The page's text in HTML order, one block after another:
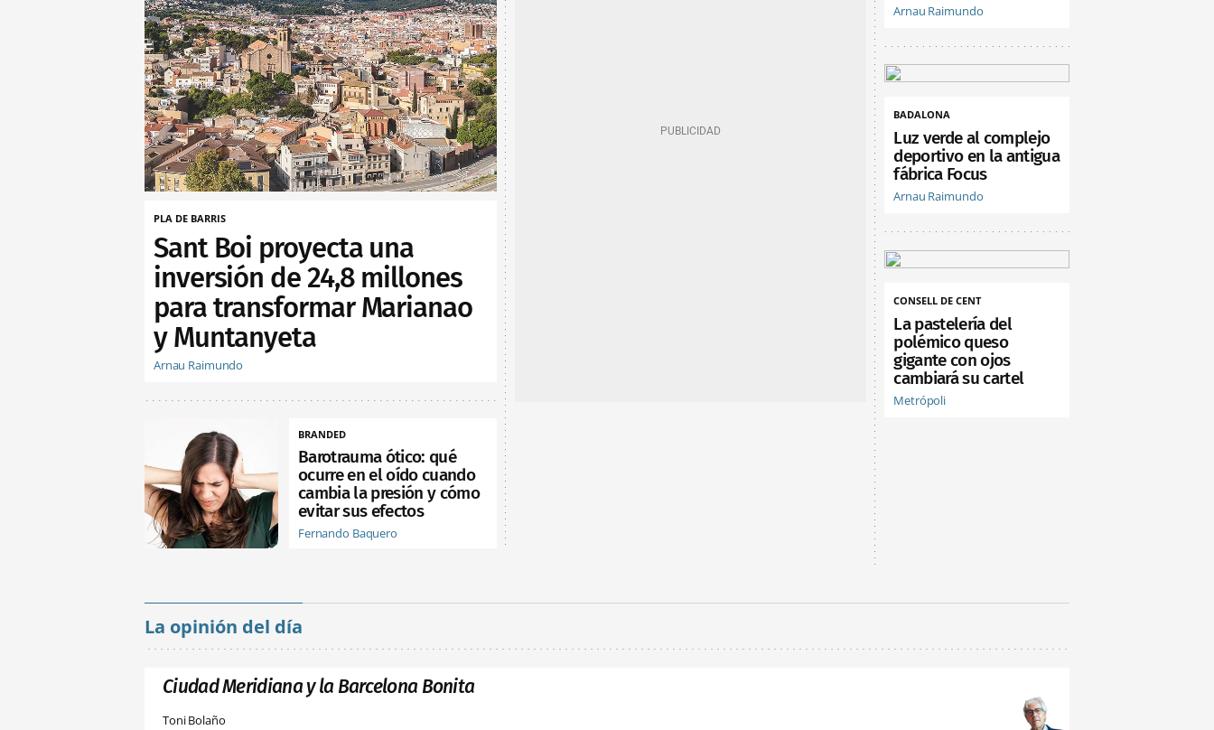
PLA DE BARRIS
Sant Boi proyecta una
inversión de 24,8 millones
para transformar Marianao
y Muntanyeta
Arnau Raimundo
BRANDED
Barotrauma ótico: qué
ocurre en el oído cuando
cambia la presión y cómo
evitar sus efectos
Fernando Baquero
Arnau Raimundo
BADALONA
Luz verde al complejo
deportivo en la antigua
fábrica Focus
Arnau Raimundo
CONSELL DE CENT
La pastelería del
polémico queso
gigante con ojos
cambiará su cartel
Metrópoli
La opinión del día
Ciudad Meridiana y la Barcelona Bonita
Toni Bolaño